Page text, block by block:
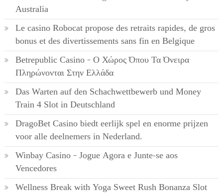
Australia
Le casino Robocat propose des retraits rapides, de gros
bonus et des divertissements sans fin en Belgique
Betrepublic Casino – Ο Χώρος Όπου Τα Όνειρα
Πληρώνονται Στην Ελλάδα
Das Warten auf den Schachwettbewerb und Money
Train 4 Slot in Deutschland
DragoBet Casino biedt eerlijk spel en enorme prijzen
voor alle deelnemers in Nederland.
Winbay Casino – Jogue Agora e Junte-se aos
Vencedores
Wellness Break with Yoga Sweet Rush Bonanza Slot